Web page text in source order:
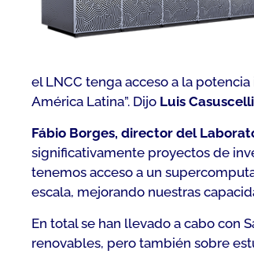
el LNCC tenga acceso a la
América Latina”. Dijo Luis
Fábio Borges, director del
significativamente proyectos de
tenemos acceso a un
escala, mejorando nuestras
En total se han llevado a cabo con
renovables, pero también sobre